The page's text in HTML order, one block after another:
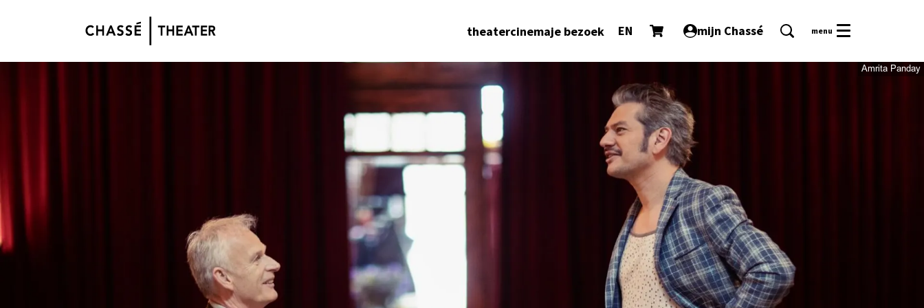
theatercinemaje bezoek EN mijn Chassé menu
Amrita Panday